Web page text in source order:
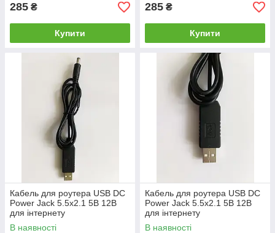
285 ₴
Купити
285 ₴
Купити
Кабель для роутера USB DC
Power Jack 5.5х2.1 5В 12В
для інтернету
В наявності
Кабель для роутера USB DC
Power Jack 5.5х2.1 5В 12В
для інтернету
В наявності